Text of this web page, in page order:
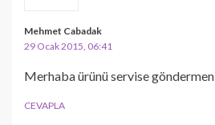
Mehmet Cabadak
29 Ocak 2015, 06:41
Merhaba ürünü servise
CEVAPLA